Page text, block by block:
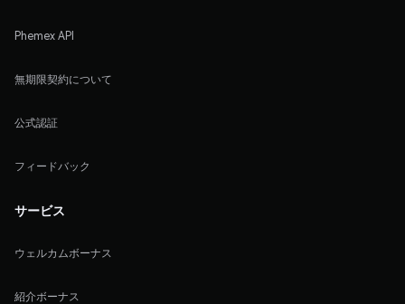
Phemex API
無期限契約について
公式認証
フィードバック
サービス
ウェルカムボーナス
紹介ボーナス